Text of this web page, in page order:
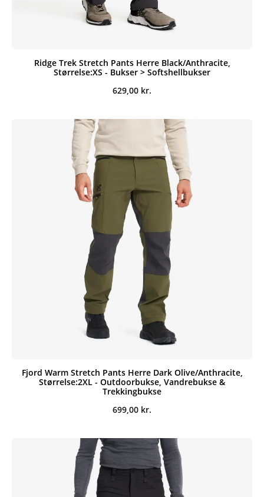
Ridge Trek Stretch Pants Herre Black/Anthracite,
Størrelse:XS - Bukser > Softshellbukser
629,00 kr.
Fjord Warm Stretch Pants Herre Dark Olive/Anthracite,
Størrelse:2XL - Outdoorbukse, Vandrebukse &
Trekkingbukse
699,00 kr.